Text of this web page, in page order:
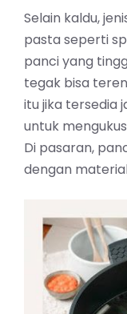
Selain kaldu,
pasta seperti
panci yang
tegak bisa
itu jika tersedia
untuk
Di pasaran,
dengan